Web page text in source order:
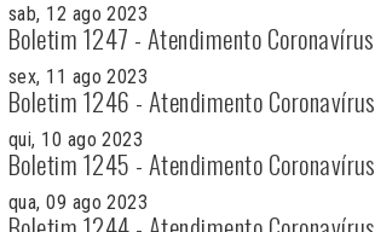
sab, 12 ago 2023
Boletim 1247 - Atendimento Coronavírus
sex, 11 ago 2023
Boletim 1246 - Atendimento Coronavírus
qui, 10 ago 2023
Boletim 1245 - Atendimento Coronavírus
qua, 09 ago 2023